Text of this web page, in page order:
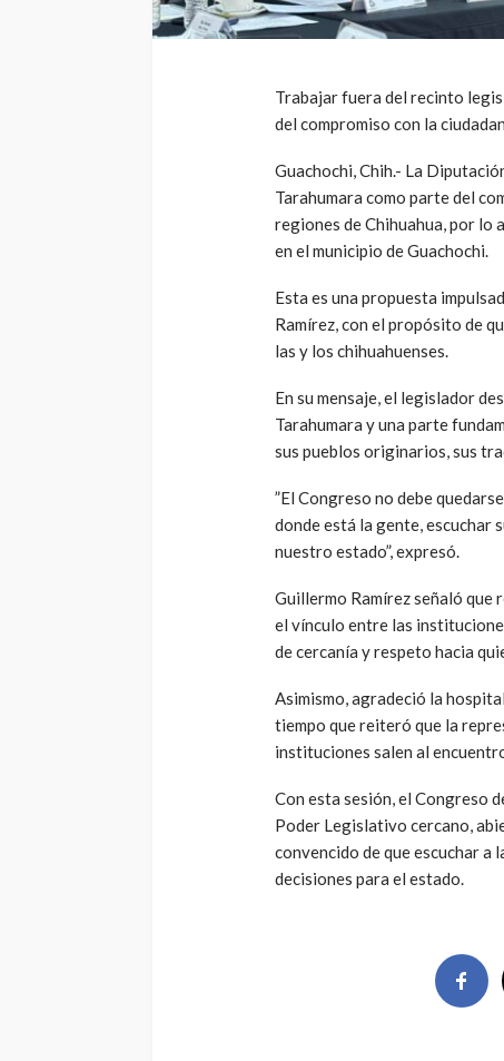
Trabajar fuera del recinto
del compromiso con la
Guachochi, Chih.- La
Tarahumara como parte del
regiones de Chihuahua, por lo
en el municipio de Guachochi.
Esta es una propuesta
Ramírez, con el propósito de
las y los chihuahuenses.
En su mensaje, el legislador
Tarahumara y una parte
sus pueblos originarios, sus
”El Congreso no debe
donde está la gente, escuchar
nuestro estado”, expresó.
Guillermo Ramírez señaló
el vínculo entre las
de cercanía y respeto hacia
Asimismo, agradeció la
tiempo que reiteró que la
instituciones salen al
Con esta sesión, el Congreso
Poder Legislativo cercano,
convencido de que escuchar a
decisiones para el estado.